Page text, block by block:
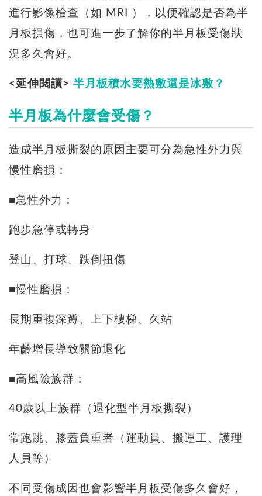
進行影像檢查（如 MRI ），以便確認是否為半
月板損傷，也可進一步了解你的半月板受傷狀
況多久會好。
<延伸閱讀> 半月板積水要熱敷還是冰敷？
半月板為什麼會受傷？
造成半月板撕裂的原因主要可分為急性外力與
慢性磨損：
■急性外力：
跑步急停或轉身
登山、打球、跌倒扭傷
■慢性磨損：
長期重複深蹲、上下樓梯、久站
年齡增長導致關節退化
■高風險族群：
40歲以上族群（退化型半月板撕裂）
常跑跳、膝蓋負重者（運動員、搬運工、護理
人員等）
不同受傷成因也會影響半月板受傷多久會好，